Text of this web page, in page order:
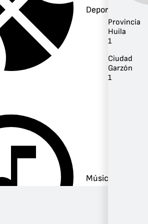
Deportes
Música
Provincia
Huila
1
Ciudad
Garzón
1